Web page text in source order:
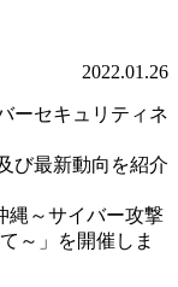
2022.01.26
ーセキュリティネ
び最新動向を紹介
縄～サイバー攻撃
～」を開催しま